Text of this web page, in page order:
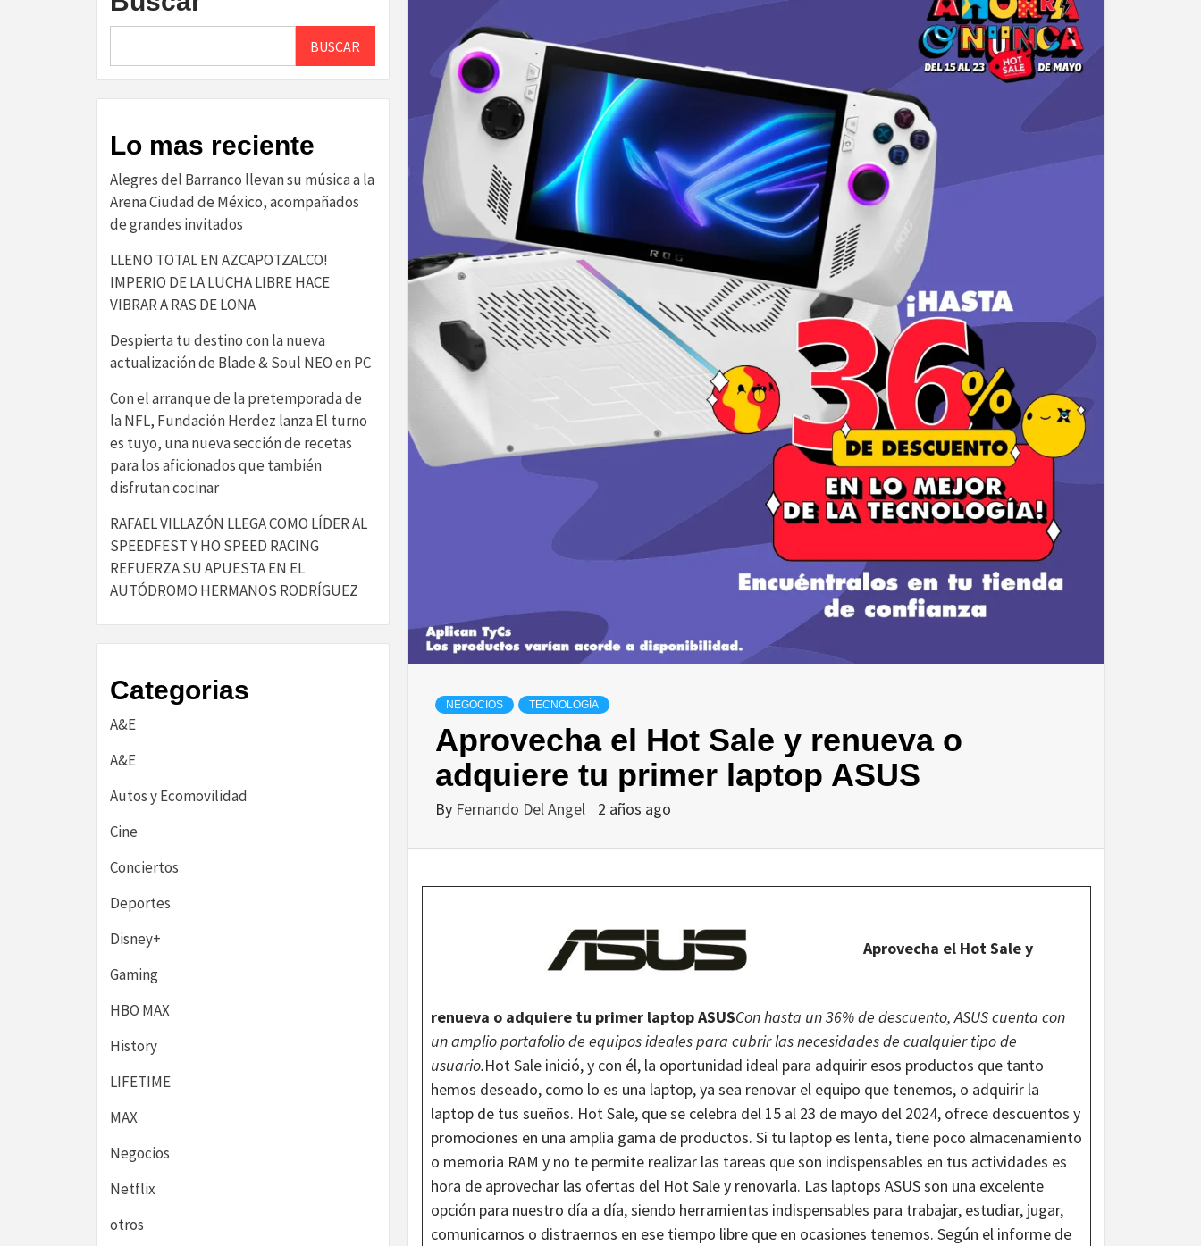
NEGOCIOS TECNOLOGÍA
Aprovecha el Hot Sale y renueva o
adquiere tu primer laptop ASUS
By Fernando Del Angel 2 años ago
Aprovecha el Hot Sale y
renueva o adquiere tu primer laptop ASUSCon hasta un 36% de descuento, ASUS cuenta con
un amplio portafolio de equipos ideales para cubrir las necesidades de cualquier tipo de
usuario.Hot Sale inició, y con él, la oportunidad ideal para adquirir esos productos que tanto
hemos deseado, como lo es una laptop, ya sea renovar el equipo que tenemos, o adquirir la
laptop de tus sueños. Hot Sale, que se celebra del 15 al 23 de mayo del 2024, ofrece descuentos y
promociones en una amplia gama de productos. Si tu laptop es lenta, tiene poco almacenamiento
o memoria RAM y no te permite realizar las tareas que son indispensables en tus actividades es
hora de aprovechar las ofertas del Hot Sale y renovarla. Las laptops ASUS son una excelente
opción para nuestro día a día, siendo herramientas indispensables para trabajar, estudiar, jugar,
comunicarnos o distraernos en ese tiempo libre que en ocasiones tenemos. Según el informe de
BUSCAR
Lo mas reciente
Alegres del Barranco llevan su música a la
Arena Ciudad de México, acompañados
de grandes invitados
LLENO TOTAL EN AZCAPOTZALCO!
IMPERIO DE LA LUCHA LIBRE HACE
VIBRAR A RAS DE LONA
Despierta tu destino con la nueva
actualización de Blade & Soul NEO en PC
Con el arranque de la pretemporada de
la NFL, Fundación Herdez lanza El turno
es tuyo, una nueva sección de recetas
para los aficionados que también
disfrutan cocinar
RAFAEL VILLAZÓN LLEGA COMO LÍDER AL
SPEEDFEST Y HO SPEED RACING
REFUERZA SU APUESTA EN EL
AUTÓDROMO HERMANOS RODRÍGUEZ
Categorias
A&E
A&E
Autos y Ecomovilidad
Cine
Conciertos
Deportes
Disney+
Gaming
HBO MAX
History
LIFETIME
MAX
Negocios
Netflix
otros